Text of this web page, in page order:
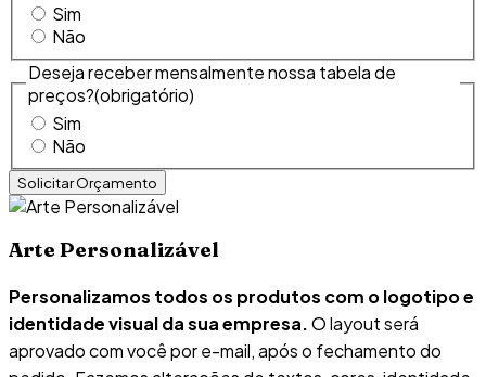
Sim
Não
Deseja receber mensalmente nossa tabela de
preços?(obrigatório)
Sim
Não
Arte Personalizável
Personalizamos todos os produtos com o logotipo e
identidade visual da sua empresa.O layout será
aprovado com você por e-mail, após o fechamento do